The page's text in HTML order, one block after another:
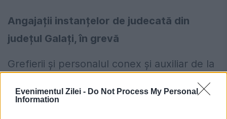
Evenimentul Zilei - Do Not Process My Personal
Information
Angajații instanțelor de judecată din
județul Galați, în grevă
Grefierii şi personalul conex şi auxiliar de la
instanţele de judecată din judeţul Galați vor
intra, începând de astăzi, în grevă pe